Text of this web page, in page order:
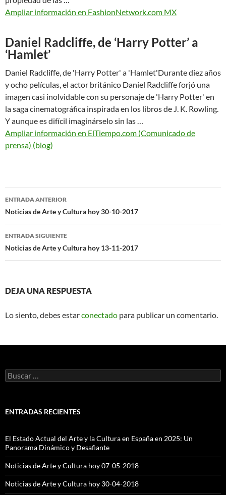
Ampliar información en FashionNetwork.com MX
Daniel Radcliffe, de ‘Harry Potter’ a
‘Hamlet’
Daniel Radcliffe, de 'Harry Potter' a 'Hamlet'Durante diez años
y ocho películas, el actor británico Daniel Radcliffe forjó una
imagen casi inolvidable con su personaje de 'Harry Potter' en
la saga cinematográfica inspirada en los libros de J. K. Rowling.
Y aunque es difícil imaginárselo sin las …
Ampliar información en ElTiempo.com (Comunicado de
prensa) (blog)
Navegación
de
entradas
ENTRADA ANTERIOR
Noticias de Arte y Cultura hoy 30-10-2017
ENTRADA SIGUIENTE
Noticias de Arte y Cultura hoy 13-11-2017
DEJA UNA RESPUESTA
Lo siento, debes estarconectado para publicar un comentario.
Buscar:
ENTRADAS RECIENTES
El Estado Actual del Arte y la Cultura en España en 2025: Un
Panorama Dinámico y Desafiante
Noticias de Arte y Cultura hoy 07-05-2018
Noticias de Arte y Cultura hoy 30-04-2018